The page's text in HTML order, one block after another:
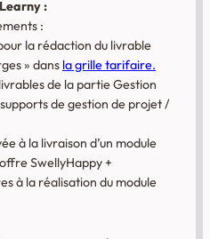
:
:
la rédaction du livrable
» dans la grille tarifaire.
de la partie Gestion
de gestion de projet /
à la livraison d’un module
SwellyHappy +
à la réalisation du module